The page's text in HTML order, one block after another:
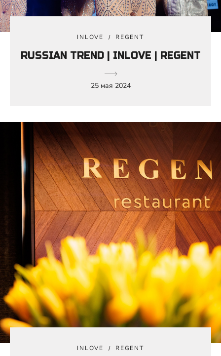
INLOVE REGENT
RUSSIAN TREND | INLOVE | REGENT
25 мая 2024
INLOVE REGENT